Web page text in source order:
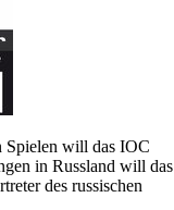
Spielen will das IOC
in Russland will das
des russischen